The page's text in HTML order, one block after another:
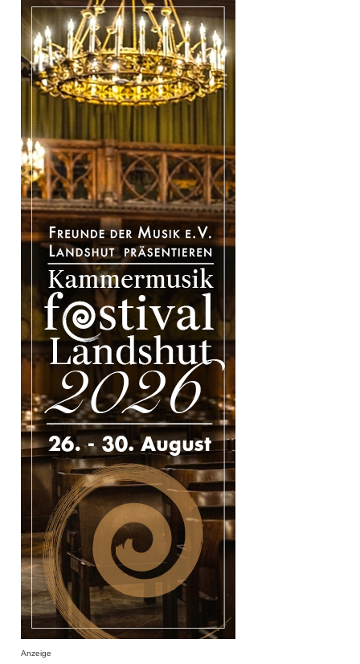
Anzeige